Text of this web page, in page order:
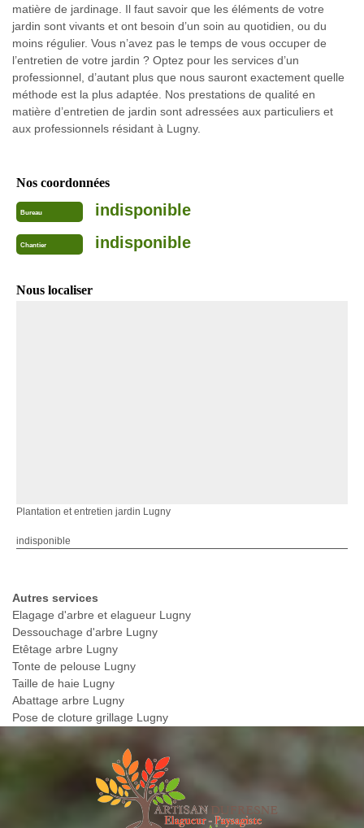
matière de jardinage. Il faut savoir que les éléments de votre
jardin sont vivants et ont besoin d’un soin au quotidien, ou du
moins régulier. Vous n’avez pas le temps de vous occuper de
l’entretien de votre jardin ? Optez pour les services d’un
professionnel, d’autant plus que nous sauront exactement quelle
méthode est la plus adaptée. Nos prestations de qualité en
matière d’entretien de jardin sont adressées aux particuliers et
aux professionnels résidant à Lugny.
Nos coordonnées
Bureau indisponible
Chantier indisponible
Nous localiser
Plantation et entretien jardin Lugny
indisponible
Autres services
Elagage d'arbre et elagueur Lugny
Dessouchage d'arbre Lugny
Etêtage arbre Lugny
Tonte de pelouse Lugny
Taille de haie Lugny
Abattage arbre Lugny
Pose de cloture grillage Lugny